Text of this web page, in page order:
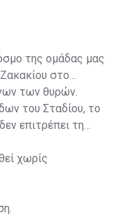
της ομάδας μας
στο
των θυρών.
του Σταδίου, το
επιτρέπει τη
χωρίς